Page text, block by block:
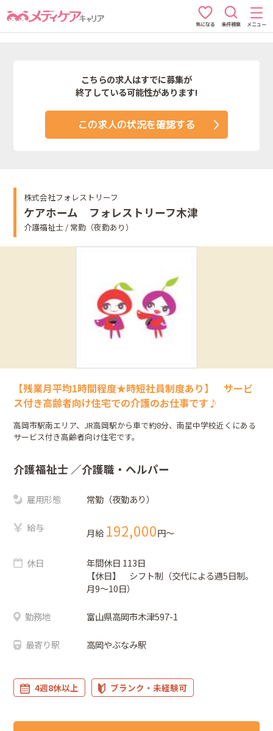
気になる 条件検索 メニュー
こちらの求人はすでに募集が
終了している可能性があります!
この求人の状況を確認する
株式会社フォレストリーフ
ケアホーム フォレストリーフ木津
介護福祉士 / 常勤（夜勤あり）
【残業月平均1時間程度★時短社員制度あり】 サービ
ス付き高齢者向け住宅での介護のお仕事です♪
高岡市駅南エリア、JR高岡駅から車で約8分、南星中学校近くにある
サービス付き高齢者向け住宅です。
介護福祉士 ／介護職・ヘルパー
雇用形態 常勤（夜勤あり）
給与 月給 192,000円〜
休日
年間休日 113日
【休日】 シフト制（交代による週5日制。
月9～10日）
勤務地 富山県高岡市木津597-1
最寄り駅 高岡やぶなみ駅
4週8休以上 ブランク・未経験可